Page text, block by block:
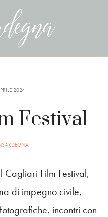
2024
Festival
Film Festival,
di impegno civile,
incontri con